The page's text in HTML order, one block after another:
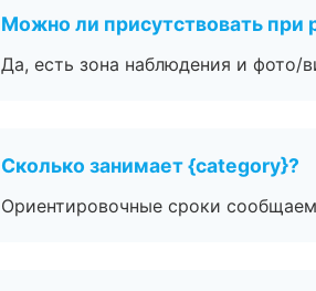
Можно ли присутствовать при
Да, есть зона наблюдения и фото/
Сколько занимает {category}?
Ориентировочные сроки